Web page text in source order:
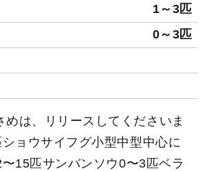
1～3匹
0～3匹
めは、リリースしてくださいま
ョウサイフグ小型中型中心に
15匹サンバンソウ0〜3匹ベラ